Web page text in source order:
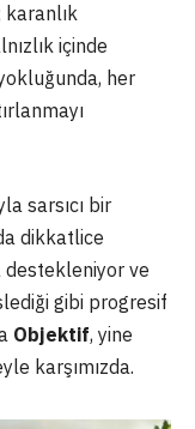
karanlık
içinde
her
sarsıcı bir
dikkatlice
ve
gibi progresif
Objektif, yine
karşımızda.